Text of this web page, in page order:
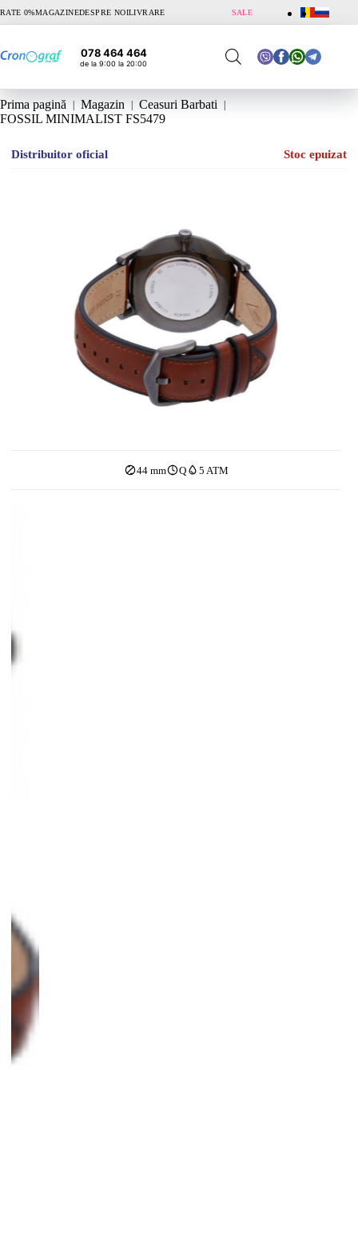
RATE 0%MAGAZINEDESPRE NOILIVRARE SALE
078 464 464
de la 9:00 la 20:00
Prima pagină Magazin
Ceasuri Barbati
FOSSIL MINIMALIST FS5479
Distribuitor oficial Stoc epuizat
44 mm Q 5 ATM